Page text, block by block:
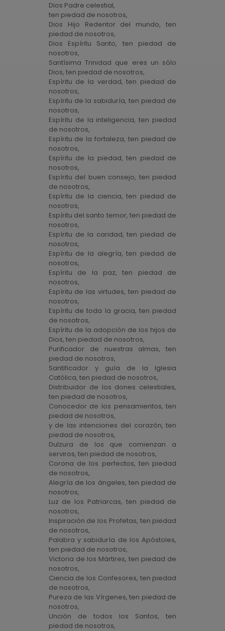
Dios Padre celestial,
ten piedad de nosotros,
Dios Hijo Redentor del mundo, ten
piedad de nosotros,
Dios Espíritu Santo, ten piedad de
nosotros,
Santísima Trinidad que eres un sólo
Dios, ten piedad de nosotros,
Espíritu de la verdad, ten piedad de
nosotros,
Espíritu de la sabiduría, ten piedad de
nosotros,
Espíritu de la inteligencia, ten piedad
de nosotros,
Espíritu de la fortaleza, ten piedad de
nosotros,
Espíritu de la piedad, ten piedad de
nosotros,
Espíritu del buen consejo, ten piedad
de nosotros,
Espíritu de la ciencia, ten piedad de
nosotros,
Espíritu del santo temor, ten piedad de
nosotros,
Espíritu de la caridad, ten piedad de
nosotros,
Espíritu de la alegría, ten piedad de
nosotros,
Espíritu de la paz, ten piedad de
nosotros,
Espíritu de las virtudes, ten piedad de
nosotros,
Espíritu de toda la gracia, ten piedad
de nosotros,
Espíritu de la adopción de los hijos de
Dios, ten piedad de nosotros,
Purificador de nuestras almas, ten
piedad de nosotros,
Santificador y guía de la Iglesia
Católica, ten piedad de nosotros,
Distribuidor de los dones celestiales,
ten piedad de nosotros,
Conocedor de los pensamientos, ten
piedad de nosotros,
y de las intenciones del corazón, ten
piedad de nosotros,
Dulzura de los que comienzan a
serviros, ten piedad de nosotros,
Corona de los perfectos, ten piedad
de nosotros,
Alegría de los ángeles, ten piedad de
nosotros,
Luz de los Patriarcas, ten piedad de
nosotros,
Inspiración de los Profetas, ten piedad
de nosotros,
Palabra y sabiduría de los Apóstoles,
ten piedad de nosotros,
Victoria de los Mártires, ten piedad de
nosotros,
Ciencia de los Confesores, ten piedad
de nosotros,
Pureza de las Vírgenes, ten piedad de
nosotros,
Unción de todos los Santos, ten
piedad de nosotros,